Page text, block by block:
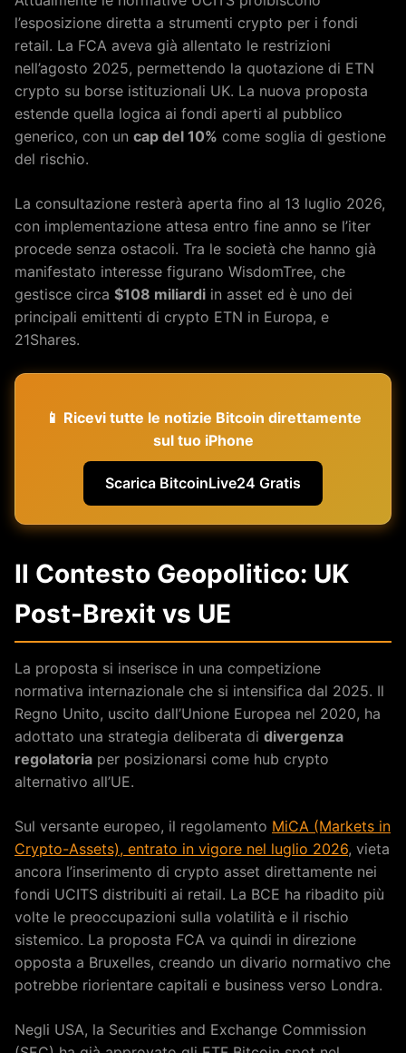
l’esposizione diretta a strumenti crypto per i fondi
retail. La FCA aveva già allentato le restrizioni
nell’agosto 2025, permettendo la quotazione di ETN
crypto su borse istituzionali UK. La nuova proposta
estende quella logica ai fondi aperti al pubblico
generico, con un cap del 10% come soglia di gestione
del rischio.
La consultazione resterà aperta fino al 13 luglio 2026,
con implementazione attesa entro fine anno se l’iter
procede senza ostacoli. Tra le società che hanno già
manifestato interesse figurano WisdomTree, che
gestisce circa $108 miliardi in asset ed è uno dei
principali emittenti di crypto ETN in Europa, e
21Shares.
📱 Ricevi tutte le notizie Bitcoin direttamente
sul tuo iPhone
Scarica BitcoinLive24 Gratis
Il Contesto Geopolitico: UK
Post-Brexit vs UE
La proposta si inserisce in una competizione
normativa internazionale che si intensifica dal 2025. Il
Regno Unito, uscito dall’Unione Europea nel 2020, ha
adottato una strategia deliberata di divergenza
regolatoria per posizionarsi come hub crypto
alternativo all’UE.
Sul versante europeo, il regolamento MiCA (Markets in
Crypto-Assets), entrato in vigore nel luglio 2026, vieta
ancora l’inserimento di crypto asset direttamente nei
fondi UCITS distribuiti ai retail. La BCE ha ribadito più
volte le preoccupazioni sulla volatilità e il rischio
sistemico. La proposta FCA va quindi in direzione
opposta a Bruxelles, creando un divario normativo che
potrebbe riorientare capitali e business verso Londra.
Negli USA, la Securities and Exchange Commission